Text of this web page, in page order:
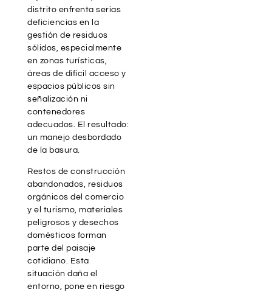
distrito enfrenta serias
deficiencias en la
gestión de residuos
sólidos, especialmente
en zonas turísticas,
áreas de difícil acceso y
espacios públicos sin
señalización ni
contenedores
adecuados. El resultado:
un manejo desbordado
de la basura.
Restos de construcción
abandonados, residuos
orgánicos del comercio
y el turismo, materiales
peligrosos y desechos
domésticos forman
parte del paisaje
cotidiano. Esta
situación daña el
entorno, pone en riesgo